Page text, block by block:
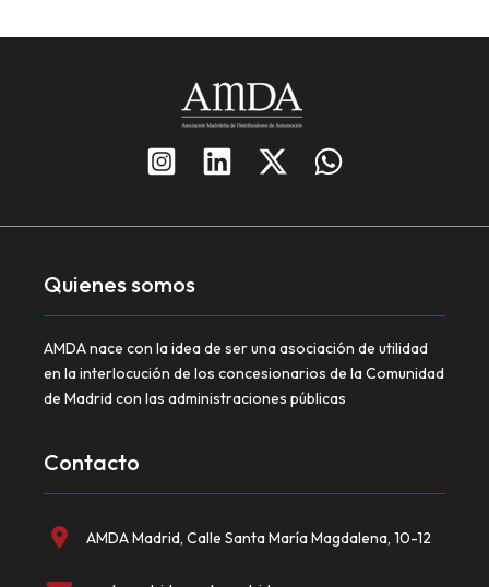
Quienes somos
AMDA nace con la idea de ser una asociación de utilidad
en la interlocución de los concesionarios de la Comunidad
de Madrid con las administraciones públicas
Contacto
AMDA Madrid, Calle Santa María Magdalena, 10-12